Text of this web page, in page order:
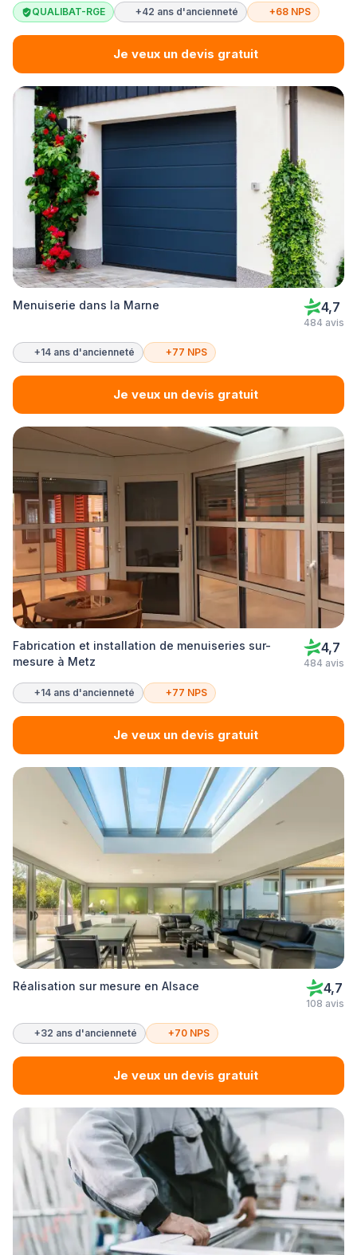
QUALIBAT-RGE +42 ans d'ancienneté +68 NPS
Je veux un devis gratuit
Menuiserie dans la Marne 4,7
484 avis
+14 ans d'ancienneté +77 NPS
Je veux un devis gratuit
Fabrication et installation de menuiseries sur-
mesure à Metz
4,7
484 avis
+14 ans d'ancienneté +77 NPS
Je veux un devis gratuit
Réalisation sur mesure en Alsace 4,7
108 avis
+32 ans d'ancienneté +70 NPS
Je veux un devis gratuit